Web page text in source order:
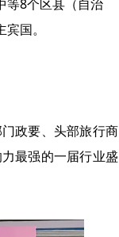
等8个区县（自治
国。
政要、头部旅行商
最强的一届行业盛